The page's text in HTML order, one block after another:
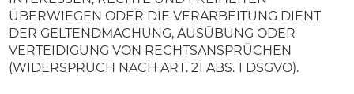
ÜBERWIEGEN ODER DIE VERARBEITUNG DIENT
DER GELTENDMACHUNG, AUSÜBUNG ODER
VERTEIDIGUNG VON RECHTSANSPRÜCHEN
(WIDERSPRUCH NACH ART. 21 ABS. 1 DSGVO).